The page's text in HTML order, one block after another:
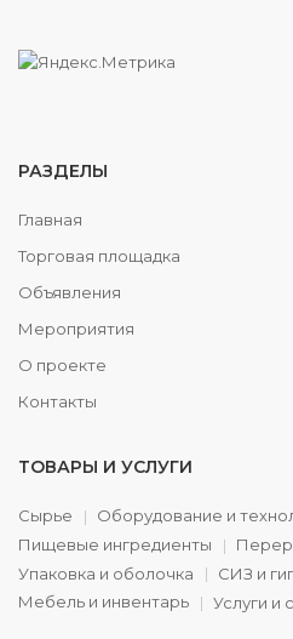
РАЗДЕЛЫ
Главная
Торговая площадка
Объявления
Мероприятия
О проекте
Контакты
ТОВАРЫ И УСЛУГИ
Сырье
Оборудование и
Пищевые ингредиенты
Упаковка и оболочка
СИЗ и
Мебель и инвентарь
Услуги и